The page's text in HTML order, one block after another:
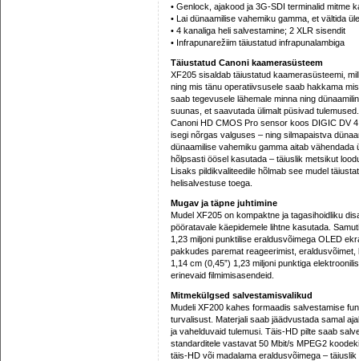
• Genlock, ajakood ja 3G-SDI terminalid mitme
• Lai dünaamilise vahemiku gamma, et vältida
• 4 kanaliga heli salvestamine; 2 XLR sisendit
• Infrapunarežiim täiustatud infrapunalambiga
Täiustatud Canoni kaamerasüsteem
XF205 sisaldab täiustatud kaamerasüsteemi,
ning mis tänu operatiivsusele saab hakkama
saab tegevusele lähemale minna ning
suunas, et saavutada ülimalt püsivad tulemused.
Canoni HD CMOS Pro sensor koos DIGIC DV
isegi nõrgas valguses – ning silmapaistva
dünaamilise vahemiku gamma aitab
hõlpsasti öösel kasutada – täiuslik metsikut
Lisaks pildikvaliteedile hõlmab see mudel
helisalvestuse toega.
Mugav ja täpne juhtimine
Mudel XF205 on kompaktne ja tagasihoidliku
pööratavale käepidemele lihtne kasutada.
1,23 miljoni punktilise eraldusvõimega OLED
pakkudes paremat reageerimist,
1,14 cm (0,45”) 1,23 miljoni punktiga
erinevaid filmimisasendeid.
Mitmekülgsed salvestamisvalikud
Mudeli XF200 kahes formaadis salvestamise
turvalisust. Materjali saab jäädvustada samal
ja vahelduvaid tulemusi. Täis-HD pilte saab
standarditele vastavat 50 Mbit/s MPEG2
täis-HD või madalama eraldusvõimega –